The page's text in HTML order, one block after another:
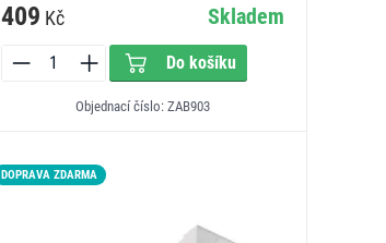
409 Kč Skladem
Do košíku
Objednací číslo: ZAB903
DOPRAVA ZDARMA